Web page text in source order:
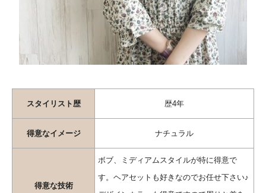
スタイリスト歴 歴4年
得意なイメージ ナチュラル
得意な技術
ボブ、ミディアムスタイルが特に得意で
す。ヘアセットも好きなのでお任せ下さい♪